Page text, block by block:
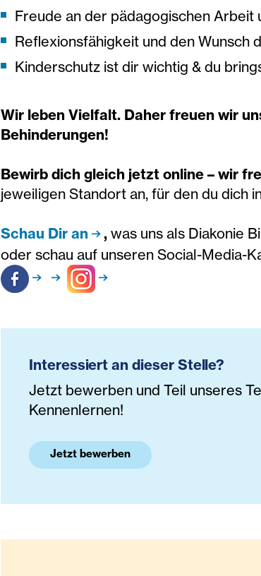
Freude an der pädagogischen
Reflexionsfähigkeit und den Wunsch
Kinderschutz ist dir wichtig & du
Wir leben Vielfalt. Daher freuen wir
Behinderungen!
Bewirb dich gleich jetzt online – wir
jeweiligen Standort an, für den du dich
Schau Dir an , was uns als Diakonie
oder schau auf unseren Social-Media-
Interessiert an dieser Stelle?
Jetzt bewerben und Teil unseres
Kennenlernen!
Jetzt bewerben